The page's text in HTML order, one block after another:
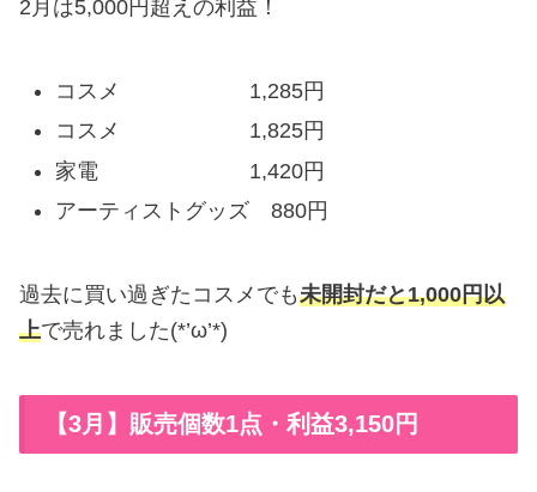
2月は5,000円超えの利益！
コスメ 1,285円
コスメ 1,825円
家電 1,420円
アーティストグッズ 880円
過去に買い過ぎたコスメでも未開封だと1,000円以
上で売れました(*’ω’*)
【3月】販売個数1点・利益3,150円